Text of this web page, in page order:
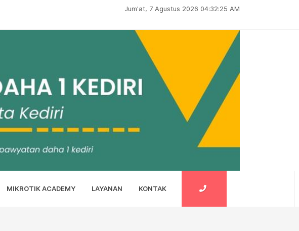
Jum'at, 7 Agustus 2026 04:32:26 AM
MIKROTIK ACADEMY LAYANAN KONTAK